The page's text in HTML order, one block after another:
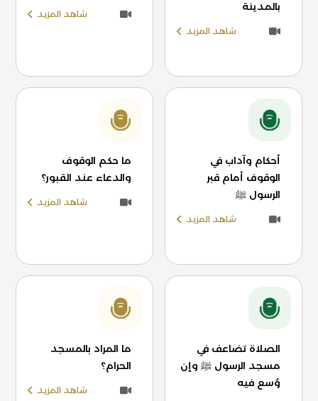
بالمدينة
شاهد المزيد
شاهد المزيد
أحكام وآداب في
الوقوف أمام قبر
الرسول ﷺ
شاهد المزيد
ما حكم الوقوف
والدعاء عند القبور؟
شاهد المزيد
الصلاة تضاعف في
مسجد الرسول ﷺ وإن
وُسع فيه
ما المراد بالمسجد
الحرام؟
شاهد المزيد